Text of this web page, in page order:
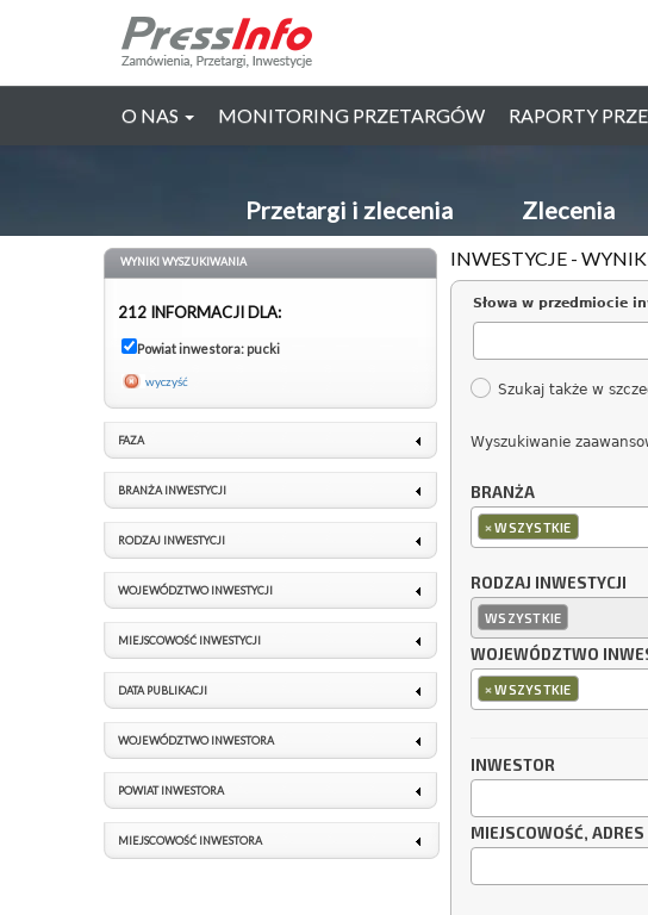
O NAS MONITORING PRZETARGÓW RAPORTY
Przetargi i zlecenia Zlecenia
INWESTYCJE -
Słowa w przedmiocie
Szukaj także w
Wyszukiwanie
BRANŻA
×WSZYSTKIE
RODZAJ INWESTYCJI
WSZYSTKIE
WOJEWÓDZTWO
×WSZYSTKIE
INWESTOR
MIEJSCOWOŚĆ,
WYNIKI WYSZUKIWANIA
212 INFORMACJI DLA:
Powiat inwestora: pucki
wyczyść
FAZA
BRANŻA INWESTYCJI
RODZAJ INWESTYCJI
WOJEWÓDZTWO INWESTYCJI
MIEJSCOWOŚĆ INWESTYCJI
DATA PUBLIKACJI
WOJEWÓDZTWO INWESTORA
POWIAT INWESTORA
MIEJSCOWOŚĆ INWESTORA